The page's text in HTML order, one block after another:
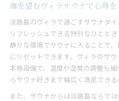
海を望むヴィラサウナで心身を
淡路島のヴィラで過ごすサウナタ
リフレッシュできる特別なひととき
静かな環境でサウナに入ることで
にリセットできます。ヴィラのサ
本格設備で、温度や湿度の調整も
らサウナ好きまで幅広く満足できる
また、サウナからは淡路島ならで